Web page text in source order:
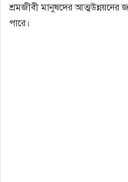
শ্রমজীবী মানুষদের আত্মউন্নয়নের
পারে।